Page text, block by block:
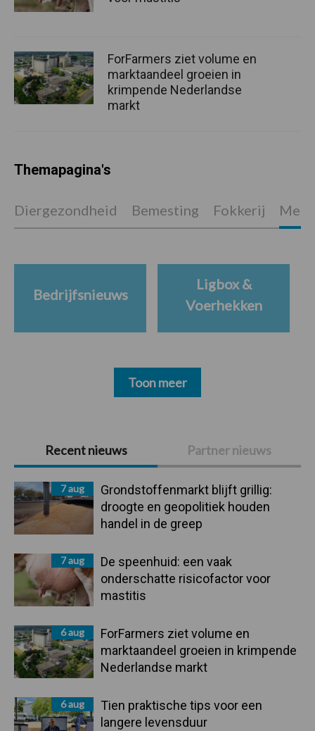
Primaire
Sidebar
Recent nieuws Partner nieuws
7 aug
Grondstoffenmarkt blijft grillig:
droogte en geopolitiek houden
handel in de greep
7 aug
De speenhuid: een vaak
onderschatte risicofactor voor
mastitis
6 aug
ForFarmers ziet volume en
marktaandeel groeien in krimpende
Nederlandse markt
6 aug
Tien praktische tips voor een
langere levensduur
ForFarmers ziet volume en
marktaandeel groeien in
krimpende Nederlandse
markt
Themapagina's
Diergezondheid Bemesting Fokkerij
Bedrijfsnieuws
Ligbox &
Voerhekken
Toon meer